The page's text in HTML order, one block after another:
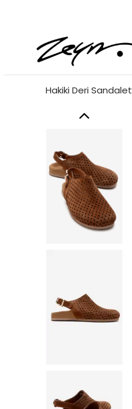
Hakiki Deri Sandalet